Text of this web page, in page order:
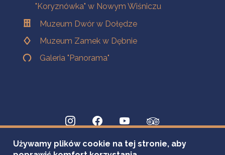
"Koryznówka" w Nowym Wiśniczu
Muzeum Dwór w Dołędze
Muzeum Zamek w Dębnie
Galeria "Panorama"
Używamy plików cookie na tej stronie, aby